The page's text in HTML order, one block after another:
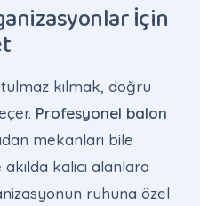
İçin
kılmak, doğru
Profesyonel balon
mekanları bile
kalıcı alanlara
ruhuna özel